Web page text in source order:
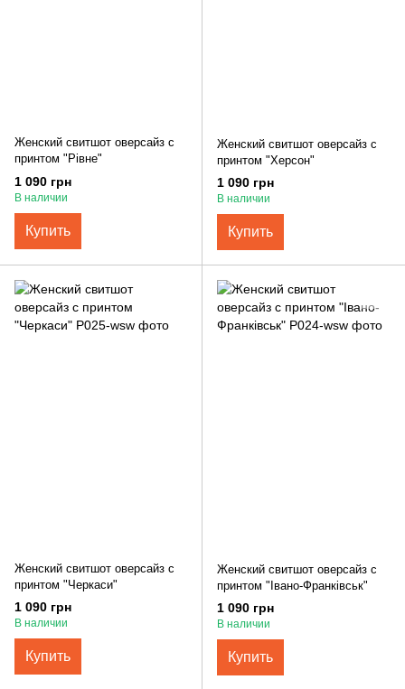
Женский свитшот оверсайз с
принтом "Рівне"
1 090 грн
В наличии
Купить
Женский свитшот оверсайз с
принтом "Херсон"
1 090 грн
В наличии
Купить
Женский свитшот оверсайз с
принтом "Черкаси"
1 090 грн
В наличии
Купить
Женский свитшот оверсайз с
принтом "Івано-Франківськ"
1 090 грн
В наличии
Купить